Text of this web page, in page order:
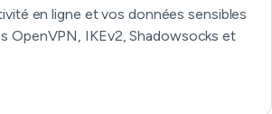
en ligne et vos données sensibles
OpenVPN, IKEv2, Shadowsocks et